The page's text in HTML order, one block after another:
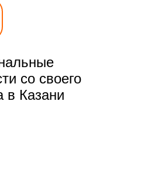
со своего
в Казани